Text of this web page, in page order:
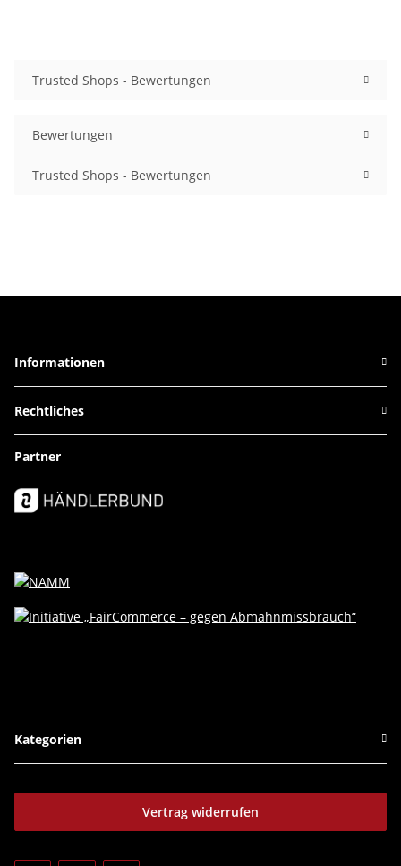
Trusted Shops - Bewertungen
Bewertungen
Trusted Shops - Bewertungen
Informationen
Rechtliches
Partner
Kategorien
Vertrag widerrufen